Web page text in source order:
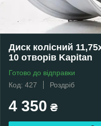
Диск колісний
10 отворів Kapitan
Готово до відправки
Код: 427
Роздріб
4 350 ₴